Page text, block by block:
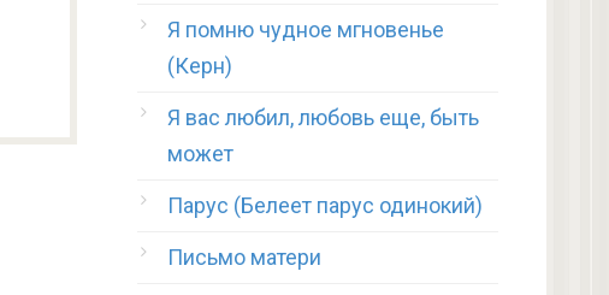
Я помню чудное мгновенье
(Керн)
Я вас любил, любовь еще, быть
может
Парус (Белеет парус одинокий)
Письмо матери